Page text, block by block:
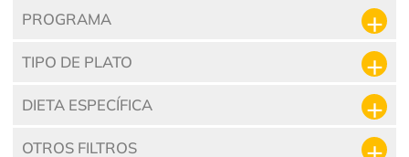
PROGRAMA
TIPO DE PLATO
DIETA ESPECÍFICA
OTROS FILTROS